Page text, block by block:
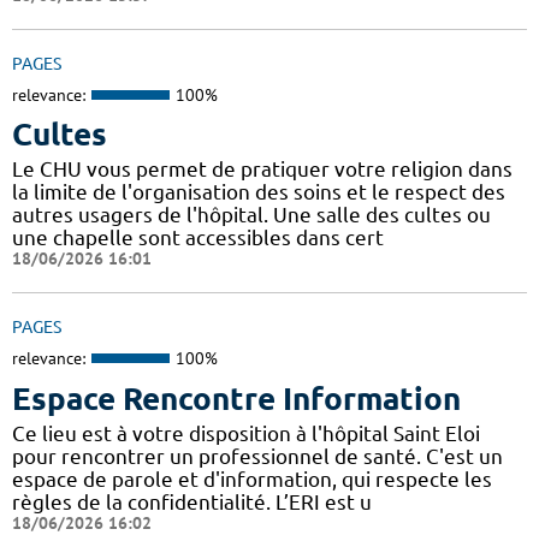
PAGES
relevance: 100%
Cultes
Le CHU vous permet de pratiquer votre religion dans
la limite de l'organisation des soins et le respect des
autres usagers de l'hôpital. Une salle des cultes ou
une chapelle sont accessibles dans cert
18/06/2026 16:01
PAGES
relevance: 100%
Espace Rencontre Information
Ce lieu est à votre disposition à l'hôpital Saint Eloi
pour rencontrer un professionnel de santé. C'est un
espace de parole et d'information, qui respecte les
règles de la confidentialité. L’ERI est u
18/06/2026 16:02